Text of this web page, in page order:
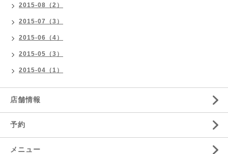
2015-08（2）
2015-07（3）
2015-06（4）
2015-05（3）
2015-04（1）
店舗情報
予約
メニュー